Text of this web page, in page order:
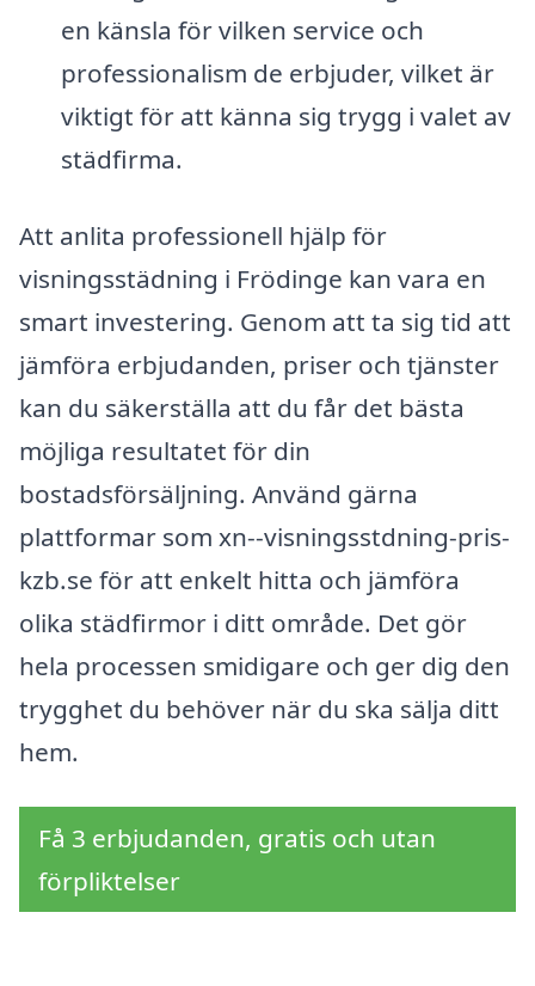
en känsla för vilken service och
professionalism de erbjuder, vilket är
viktigt för att känna sig trygg i valet av
städfirma.
Att anlita professionell hjälp för
visningsstädning i Frödinge kan vara en
smart investering. Genom att ta sig tid att
jämföra erbjudanden, priser och tjänster
kan du säkerställa att du får det bästa
möjliga resultatet för din
bostadsförsäljning. Använd gärna
plattformar som xn--visningsstdning-pris-
kzb.se för att enkelt hitta och jämföra
olika städfirmor i ditt område. Det gör
hela processen smidigare och ger dig den
trygghet du behöver när du ska sälja ditt
hem.
Få 3 erbjudanden, gratis och utan
förpliktelser